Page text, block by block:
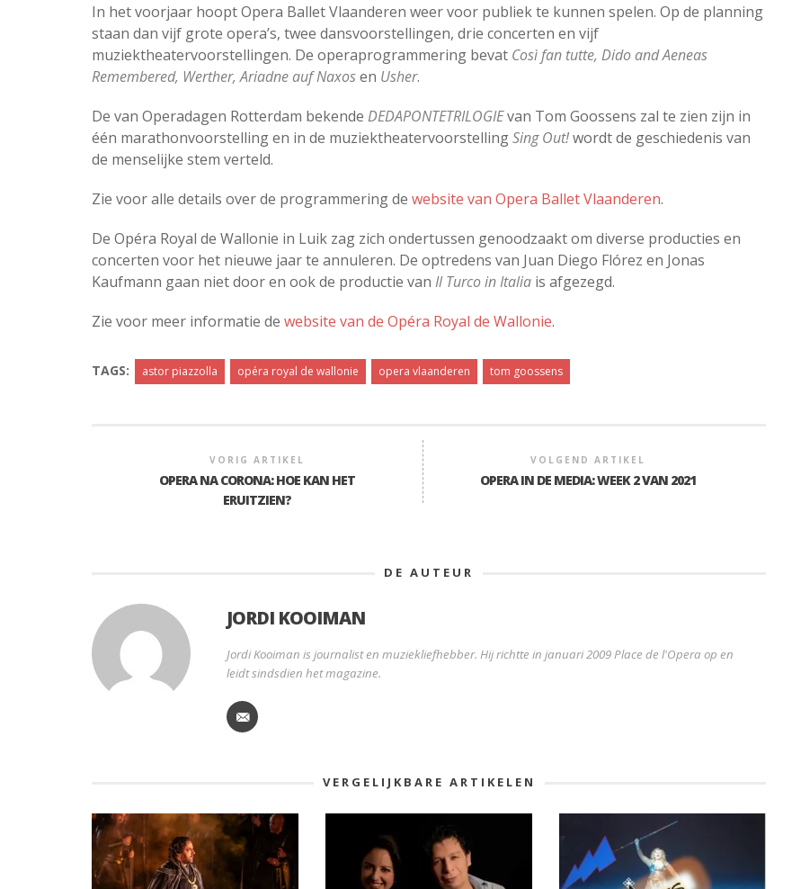
In het voorjaar hoopt Opera Ballet Vlaanderen weer voor publiek te kunnen spelen. Op de planning
staan dan vijf grote opera’s, twee dansvoorstellingen, drie concerten en vijf
muziektheatervoorstellingen. De operaprogrammering bevat Così fan tutte, Dido and Aeneas
Remembered, Werther, Ariadne auf Naxosen Usher.
De van Operadagen Rotterdam bekende DEDAPONTETRILOGIEvan Tom Goossens zal te zien zijn in
één marathonvoorstelling en in de muziektheatervoorstellingSing Out!wordt de geschiedenis van
de menselijke stem verteld.
Zie voor alle details over de programmering de website van Opera Ballet Vlaanderen.
De Opéra Royal de Wallonie in Luik zag zich ondertussen genoodzaakt om diverse producties en
concerten voor het nieuwe jaar te annuleren. De optredens van Juan Diego Flórez en Jonas
Kaufmann gaan niet door en ook de productie van Il Turco in Italia is afgezegd.
Zie voor meer informatie de website van de Opéra Royal de Wallonie.
TAGS: astor piazzolla opéra royal de wallonie opera vlaanderen tom goossens
VORIG ARTIKEL
OPERA NA CORONA: HOE KAN HET
ERUITZIEN?
VOLGEND ARTIKEL
OPERA IN DE MEDIA: WEEK 2 VAN 2021
DE AUTEUR
JORDI KOOIMAN
Jordi Kooiman is journalist en muziekliefhebber. Hij richtte in januari 2009 Place de l'Opera op en
leidt sindsdien het magazine.
VERGELIJKBARE ARTIKELEN